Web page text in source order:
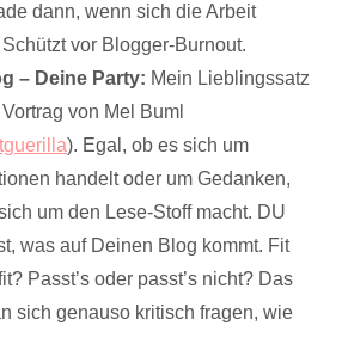
dann, wenn sich die Arbeit
vor Blogger-Burnout.
– Deine Party: Mein Lieblingssatz
von Mel Buml
). Egal, ob es sich um
handelt oder um Gedanken,
um den Lese-Stoff macht. DU
was auf Deinen Blog kommt. Fit
Passt’s oder passt’s nicht? Das
sich genauso kritisch fragen, wie